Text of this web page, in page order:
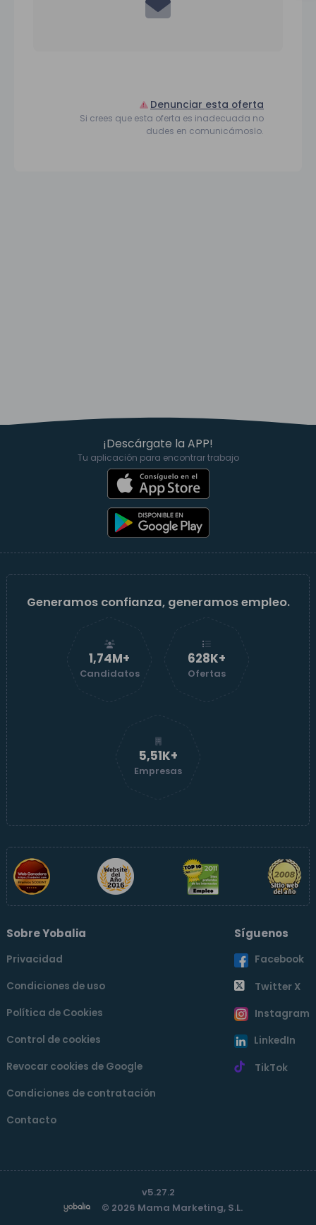
Denunciar esta oferta
Si crees que esta oferta es inadecuada no
dudes en comunicárnoslo.
¡Descárgate la APP!
Tu aplicación para encontrar trabajo
Generamos confianza, generamos empleo.
1,74M+
Candidatos
629K+
Ofertas
5,52K+
Empresas
Sobre Yobalia
Privacidad
Condiciones de uso
Política de Cookies
Control de cookies
Revocar cookies de Google
Condiciones de contratación
Contacto
Síguenos
Facebook
Twitter X
Instagram
LinkedIn
TikTok
© 2026 Mama Marketing, S.L.
v5.27.2